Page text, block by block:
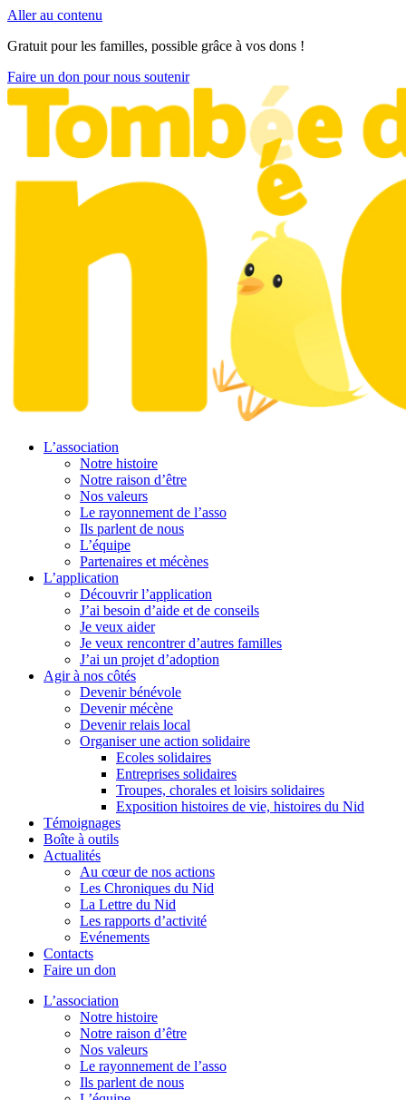
Aller au contenu
Gratuit pour les familles, possible grâce à vos dons !
Faire un don pour nous soutenir
L’association
Notre histoire
Notre raison d’être
Nos valeurs
Le rayonnement de l’asso
Ils parlent de nous
L’équipe
Partenaires et mécènes
L’application
Découvrir l’application
J’ai besoin d’aide et de conseils
Je veux aider
Je veux rencontrer d’autres familles
J’ai un projet d’adoption
Agir à nos côtés
Devenir bénévole
Devenir mécène
Devenir relais local
Organiser une action solidaire
Ecoles solidaires
Entreprises solidaires
Troupes, chorales et loisirs solidaires
Exposition histoires de vie, histoires du Nid
Témoignages
Boîte à outils
Actualités
Au cœur de nos actions
Les Chroniques du Nid
La Lettre du Nid
Les rapports d’activité
Evénements
Contacts
Faire un don
L’association
Notre histoire
Notre raison d’être
Nos valeurs
Le rayonnement de l’asso
Ils parlent de nous